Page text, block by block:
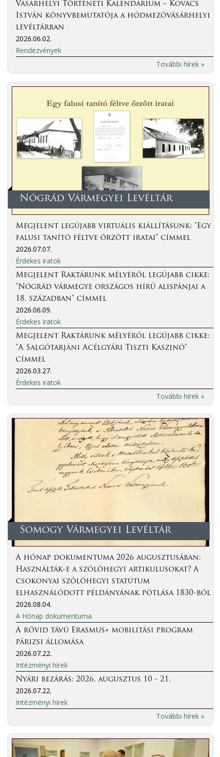
Vásárhelyi Történeti Kalendárium – Kovács
István könyvbemutatója a hódmezővásárhelyi
levéltárban
2026.06.02.
Rendezvények
További hírek »
Nógrád Vármegyei Levéltár
Megjelent legújabb virtuális kiállításunk: "Egy
falusi tanító féltve őrzött iratai" címmel
2026.07.07.
Érdekes iratok
Megjelent Raktárunk mélyéről legújabb cikke:
"Nógrád vármegye országos hírű alispánjai a
18. században" címmel
2026.06.09.
Érdekes iratok
Megjelent Raktárunk mélyéről legújabb cikke:
"A Salgótarjáni Acélgyári Tiszti Kaszinó"
címmel
2026.03.27.
Érdekes iratok
További hírek »
Somogy Vármegyei Levéltár
A hónap dokumentuma 2026 augusztusában:
Használták-e a szőlőhegyi artikulusokat? A
csokonyai szőlőhegyi statútum
elhasználódott példányának pótlása 1830-ból
2026.08.04.
A Hónap dokumentuma
A rövid távú Erasmus+ mobilitási program
párizsi állomása
2026.07.22.
Intézményi hírek
Nyári bezárás: 2026. augusztus 10 - 21.
2026.07.22.
Intézményi hírek
További hírek »